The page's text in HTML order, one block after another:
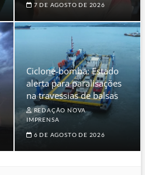
7 DE AGOSTO DE 2026
Ciclone-bomba: Estado
alerta para paralisações
na travessias de balsas
REDAÇÃO NOVA
IMPRENSA
6 DE AGOSTO DE 2026